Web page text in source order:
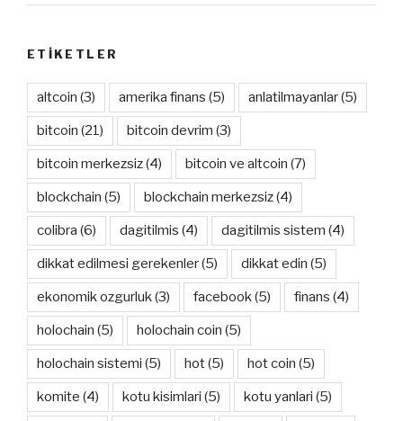
ETIKETLER
altcoin (3) amerika finans (5) anlatilmayanlar(5)
bitcoin (21) bitcoin devrim (3)
bitcoin merkezsiz(4) bitcoin ve altcoin (7)
blockchain (5) blockchain merkezsiz(4)
colibra (6) dagitilmis (4) dagitilmis sistem (4)
dikkat edilmesi gerekenler(5) dikkat edin (5)
ekonomik ozgurluk(3) facebook(5) finans (4)
holochain (5) holochain coin (5)
holochain sistemi (5) hot(5) hot coin (5)
komite (4) kotu kisimlari (5) kotu yanlari (5)